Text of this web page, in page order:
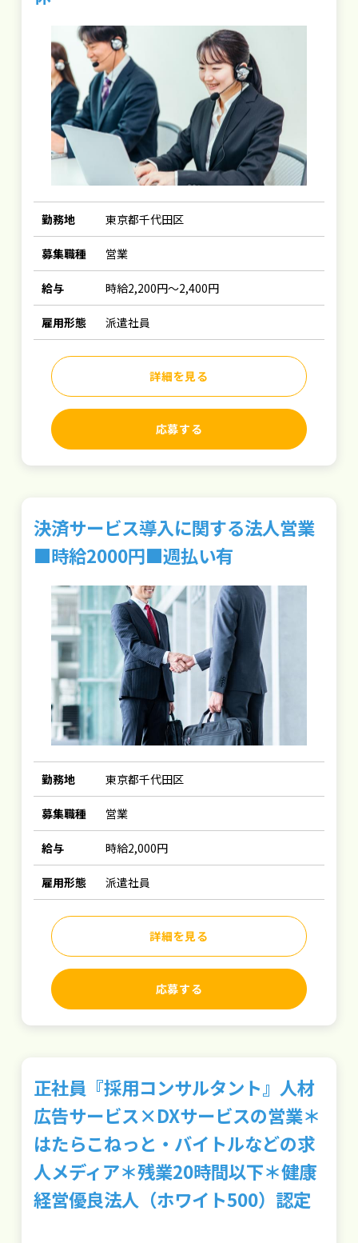
勤務地 東京都千代田区
募集職種 営業
給与 時給2,200円～2,400円
雇用形態 派遣社員
詳細を見る
応募する
決済サービス導入に関する法人営業
■時給2000円■週払い有
勤務地 東京都千代田区
募集職種 営業
給与 時給2,000円
雇用形態 派遣社員
詳細を見る
応募する
正社員『採用コンサルタント』人材
広告サービス×DXサービスの営業＊
はたらこねっと・バイトルなどの求
人メディア＊残業20時間以下＊健康
経営優良法人（ホワイト500）認定